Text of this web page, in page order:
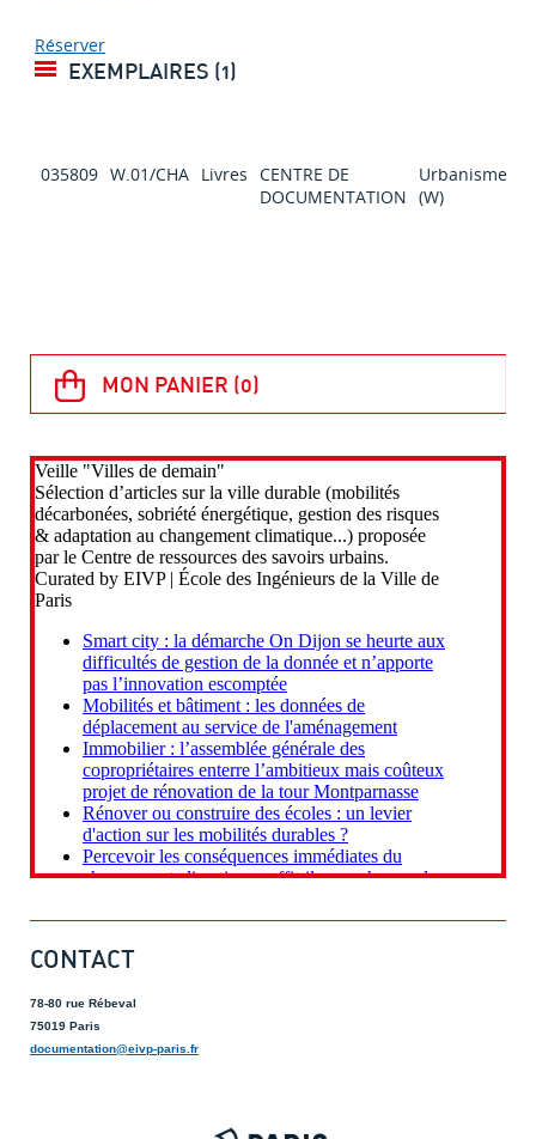
Réserver
EXEMPLAIRES (1)
035809 W.01/CHA Livres CENTRE DE
DOCUMENTATION
Urbanisme
(W)
CONTACT
78-80 rue Rébeval
75019 Paris
documentation@eivp-paris.fr